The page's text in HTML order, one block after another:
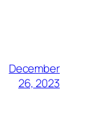
December
26, 2023